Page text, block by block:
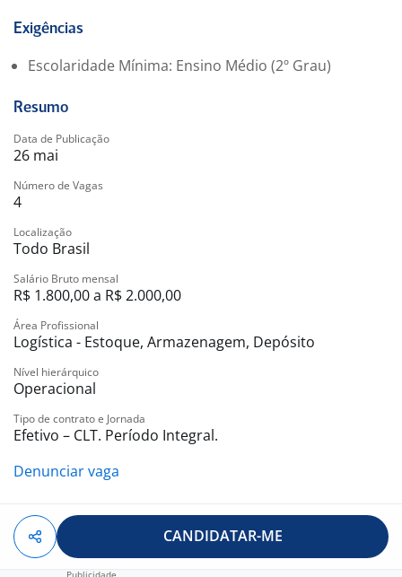
Buscamos um profissional atenção concentrada, foco
em trabalhar em equipe, responsabilidade com
equipamentos e informações.
? Venha fazer parte do nosso time!
Benefícios:
-. Alimentação no local, vale transporte, cesta básica,
prêmio de assiduidade
Exigências
Escolaridade Mínima: Ensino Médio (2º Grau)
Resumo
Data de Publicação
26 mai
Número de Vagas
4
Localização
Todo Brasil
Salário Bruto mensal
R$ 1.800,00 a R$ 2.000,00
Área Profissional
Logística - Estoque, Armazenagem, Depósito
Nível hierárquico
Operacional
Tipo de contrato e Jornada
Efetivo – CLT. Período Integral.
Denunciar vaga
CANDIDATAR-ME